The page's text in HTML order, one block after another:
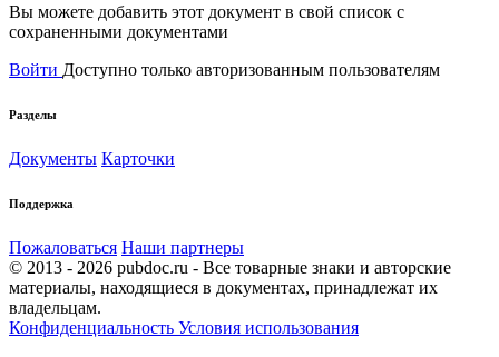
Вы можете добавить этот документ в свой список с
сохраненными документами
Войти Доступно только авторизованным пользователям
Разделы
Документы Карточки
Поддержка
Пожаловаться Наши партнеры
© 2013 - 2026 pubdoc.ru - Все товарные знаки и авторские
материалы, находящиеся в документах, принадлежат их
владельцам.
Конфиденциальность Условия использования